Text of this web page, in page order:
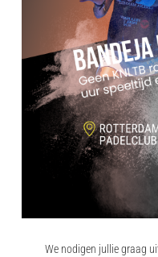
We nodigen jullie graag